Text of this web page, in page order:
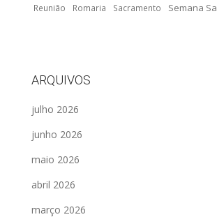
Reunião Romaria Sacramento Semana
ARQUIVOS
julho 2026
junho 2026
maio 2026
abril 2026
março 2026